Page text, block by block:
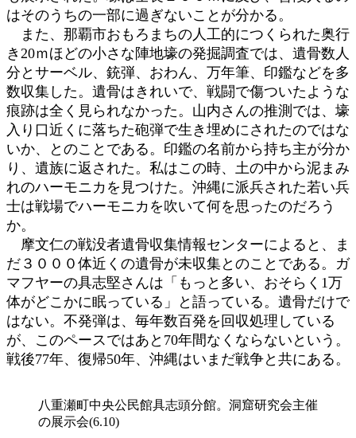
はそのうちの一部に過ぎないことが分かる。
また、那覇市おもろまちの人工的につくられた奥行
き20ｍほどの小さな陣地壕の発掘調査では、遺骨数人
分とサーベル、銃弾、おわん、万年筆、印鑑などを多
数収集した。遺骨はきれいで、戦闘で傷ついたような
痕跡は全く見られなかった。山内さんの推測では、壕
入り口近くに落ちた砲弾で生き埋めにされたのではな
いか、とのことである。印鑑の名前から持ち主が分か
り、遺族に返された。私はこの時、土の中から泥まみ
れのハーモニカを見つけた。沖縄に派兵された若い兵
士は戦場でハーモニカを吹いて何を思ったのだろう
か。
摩文仁の戦没者遺骨収集情報センターによると、ま
だ３０００体近くの遺骨が未収集とのことである。ガ
マフヤーの具志堅さんは「もっと多い、おそらく1万
体がどこかに眠っている」と語っている。遺骨だけで
はない。不発弾は、毎年数百発を回収処理している
が、このペースではあと70年間なくならないという。
戦後77年、復帰50年、沖縄はいまだ戦争と共にある。
八重瀬町中央公民館具志頭分館。洞窟研究会主催
の展示会(6.10)